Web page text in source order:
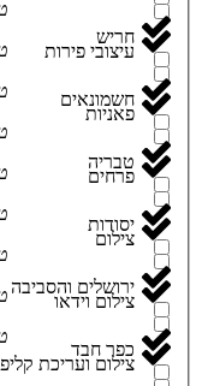
עיצובי פירות
פאניות
פרחים
צילום
צילום וידאו
צילום ועריכת
חריש
חשמונאים
טבריה
יסודות
ירושלים והסביבה
כפר חבד